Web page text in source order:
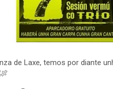
de Laxe, temos por diante